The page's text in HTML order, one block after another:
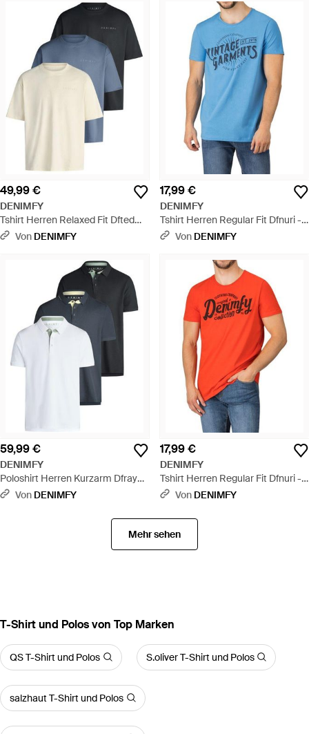
49,99 €
DENIMFY
Tshirt Herren Relaxed Fit Dfted
3Er Set Pack - Blau
Von DENIMFY
17,99 €
DENIMFY
Tshirt Herren Regular Fit Dfnuri -
BlauVon DENIMFY
59,99 €
DENIMFY
Poloshirt Herren Kurzarm Dfray
3Er Pack Set Regular Fit - Blau
Von DENIMFY
17,99 €
DENIMFY
Tshirt Herren Regular Fit Dfnuri -
Orange
Von DENIMFY
Mehr sehen
T-Shirt und Polos von Top Marken
QS T-Shirt und Polos S.oliver T-Shirt und Polos
salzhaut T-Shirt und Polos